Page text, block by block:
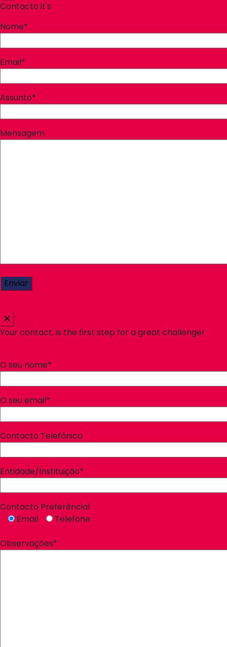
Contacto it's
Nome*
Email*
Assunto*
Mensagem
Your contact, is the first step for a great challenge!
O seu nome*
O seu email*
Contacto Telefónico
Entidade/Instituição*
Contacto Preferêncial
Email
Telefone
Observações*